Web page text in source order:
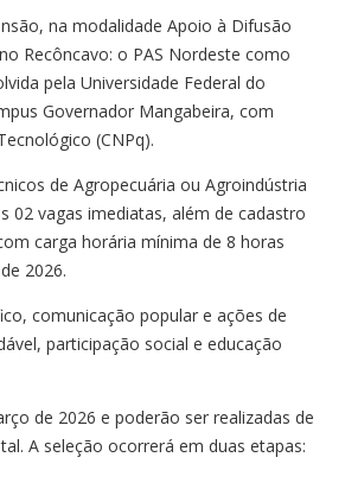
na modalidade Apoio à Difusão
Recôncavo: o PAS Nordeste como
pela Universidade Federal do
Governador Mangabeira, com
(CNPq).
de Agropecuária ou Agroindústria
02 vagas imediatas, além de cadastro
carga horária mínima de 8 horas
2026.
comunicação popular e ações de
participação social e educação
de 2026 e poderão ser realizadas de
A seleção ocorrerá em duas etapas: